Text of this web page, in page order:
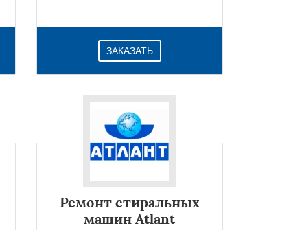
ЗАКАЗАТЬ
Ремонт стиральных
машин Atlant